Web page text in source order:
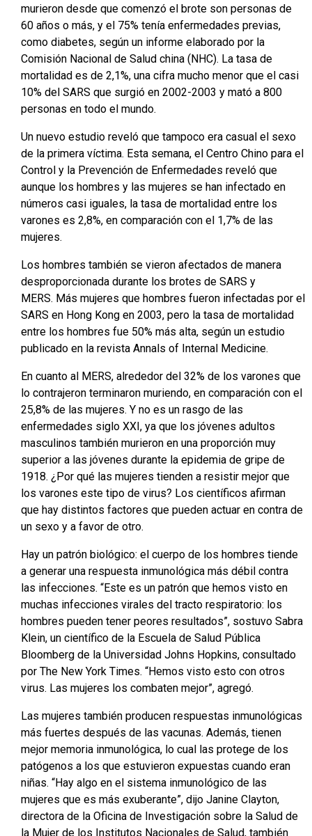
murieron desde que comenzó el brote son personas de
60 años o más, y el 75% tenía enfermedades previas,
como diabetes, según un informe elaborado por la
Comisión Nacional de Salud china (NHC). La tasa de
mortalidad es de 2,1%, una cifra mucho menor que el casi
10% del SARS que surgió en 2002-2003 y mató a 800
personas en todo el mundo.
Un nuevo estudio reveló que tampoco era casual el sexo
de la primera víctima. Esta semana, el Centro Chino para el
Control y la Prevención de Enfermedades reveló que
aunque los hombres y las mujeres se han infectado en
números casi iguales, la tasa de mortalidad entre los
varones es 2,8%, en comparación con el 1,7% de las
mujeres.
Los hombres también se vieron afectados de manera
desproporcionada durante los brotes de SARS y
MERS. Más mujeres que hombres fueron infectadas por el
SARS en Hong Kong en 2003, pero la tasa de mortalidad
entre los hombres fue 50% más alta, según un estudio
publicado en la revista Annals of Internal Medicine.
En cuanto al MERS, alrededor del 32% de los varones que
lo contrajeron terminaron muriendo, en comparación con el
25,8% de las mujeres. Y no es un rasgo de las
enfermedades siglo XXI, ya que los jóvenes adultos
masculinos también murieron en una proporción muy
superior a las jóvenes durante la epidemia de gripe de
1918. ¿Por qué las mujeres tienden a resistir mejor que
los varones este tipo de virus? Los científicos afirman
que hay distintos factores que pueden actuar en contra de
un sexo y a favor de otro.
Hay un patrón biológico: el cuerpo de los hombres tiende
a generar una respuesta inmunológica más débil contra
las infecciones. “Este es un patrón que hemos visto en
muchas infecciones virales del tracto respiratorio: los
hombres pueden tener peores resultados”, sostuvo Sabra
Klein, un científico de la Escuela de Salud Pública
Bloomberg de la Universidad Johns Hopkins, consultado
por The New York Times. “Hemos visto esto con otros
virus. Las mujeres los combaten mejor”, agregó.
Las mujeres también producen respuestas inmunológicas
más fuertes después de las vacunas. Además, tienen
mejor memoria inmunológica, lo cual las protege de los
patógenos a los que estuvieron expuestas cuando eran
niñas. “Hay algo en el sistema inmunológico de las
mujeres que es más exuberante”, dijo Janine Clayton,
directora de la Oficina de Investigación sobre la Salud de
la Mujer de los Institutos Nacionales de Salud, también